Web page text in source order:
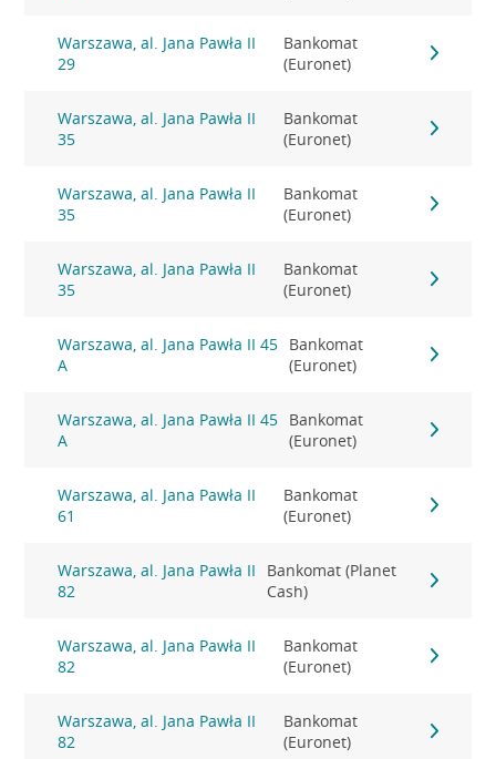
Warszawa, al. Jana Pawła II
29
Bankomat
(Euronet)
Warszawa, al. Jana Pawła II
35
Bankomat
(Euronet)
Warszawa, al. Jana Pawła II
35
Bankomat
(Euronet)
Warszawa, al. Jana Pawła II
35
Bankomat
(Euronet)
Warszawa, al. Jana Pawła II 45
A
Bankomat
(Euronet)
Warszawa, al. Jana Pawła II 45
A
Bankomat
(Euronet)
Warszawa, al. Jana Pawła II
61
Bankomat
(Euronet)
Warszawa, al. Jana Pawła II
82
Bankomat (Planet
Cash)
Warszawa, al. Jana Pawła II
82
Bankomat
(Euronet)
Warszawa, al. Jana Pawła II
82
Bankomat
(Euronet)